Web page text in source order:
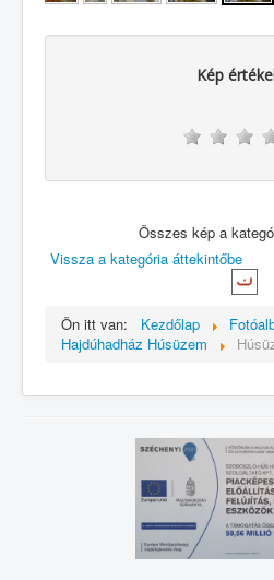
Kép
Összes kép a
Vissza a kategória áttekintőbe
Ön itt van: Kezdőlap
Hajdúhadház Húsüzem